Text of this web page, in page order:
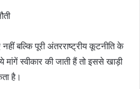
बल्कि पूरी अंतरराष्ट्रीय कूटनीति के
स्वीकार की जाती हैं तो इससे खाड़ी
है।